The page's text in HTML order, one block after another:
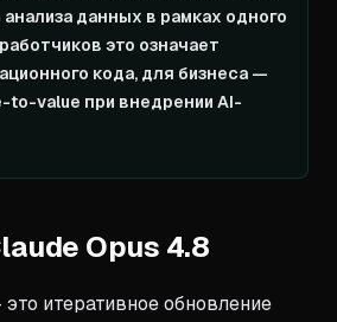
анализа данных в рамках одного
это означает
кода, для бизнеса —
to-value при внедрении AI-
Opus 4.8
итеративное обновление